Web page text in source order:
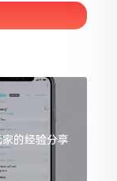
击一下吗?内心一
些日子
的经验分享